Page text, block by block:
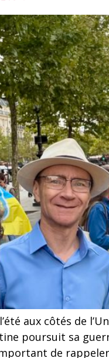
aux côtés de
poursuit sa
de